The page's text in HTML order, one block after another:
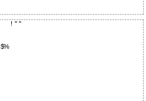
! " "
$%